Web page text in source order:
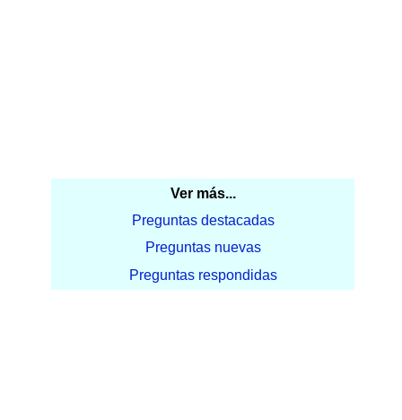
Ver más...
Preguntas destacadas
Preguntas nuevas
Preguntas respondidas